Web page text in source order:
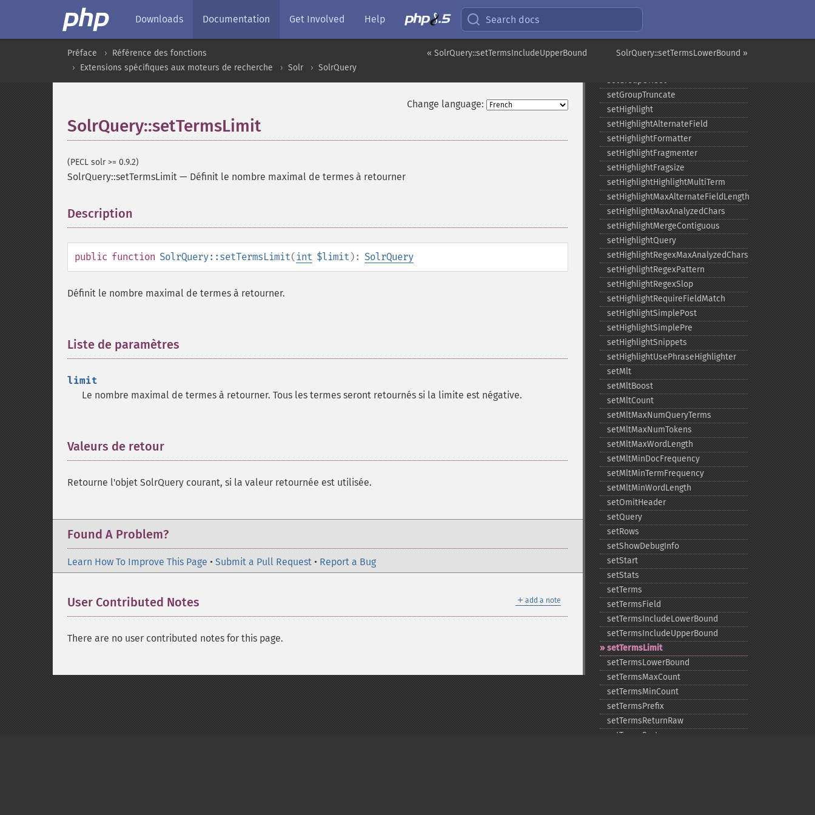
Downloads Documentation Get Involved Help Search docs
SolrQuery::setTermsLowerBound »
« SolrQuery::setTermsIncludeUpperBound
Préface
Référence des fonctions
Extensions spécifiques aux moteurs de recherche
Solr SolrQuery
Change language:
SolrQuery::setTermsLimit
(PECL solr >= 0.9.2)
SolrQuery::setTermsLimit — Définit le nombre maximal de termes à retourner
Description
public function SolrQuery::setTermsLimit( int $limit ): SolrQuery
Définit le nombre maximal de termes à retourner.
Liste de paramètres
limit
Le nombre maximal de termes à retourner. Tous les termes seront retournés si la limite est négative.
Valeurs de retour
Retourne l'objet SolrQuery courant, si la valeur retournée est utilisée.
Found A Problem?
Learn How To Improve This Page • Submit a Pull Request • Report a Bug
＋ add a note
User Contributed Notes
There are no user contributed notes for this page.
setGroupFacet
setGroupLimit
setGroupMain
setGroupOffset
setGroupTruncate
setHighlight
setHighlightAlternateField
setHighlightFormatter
setHighlightFragmenter
setHighlightFragsize
setHighlightHighlightMultiTerm
setHighlightMaxAlternateFieldLength
setHighlightMaxAnalyzedChars
setHighlightMergeContiguous
setHighlightQuery
setHighlightRegexMaxAnalyzedChars
setHighlightRegexPattern
setHighlightRegexSlop
setHighlightRequireFieldMatch
setHighlightSimplePost
setHighlightSimplePre
setHighlightSnippets
setHighlightUsePhraseHighlighter
setMlt
setMltBoost
setMltCount
setMltMaxNumQueryTerms
setMltMaxNumTokens
setMltMaxWordLength
setMltMinDocFrequency
setMltMinTermFrequency
setMltMinWordLength
setOmitHeader
setQuery
setRows
setShowDebugInfo
setStart
setStats
setTerms
setTermsField
setTermsIncludeLowerBound
setTermsIncludeUpperBound
setTermsLimit
setTermsLowerBound
setTermsMaxCount
setTermsMinCount
setTermsPrefix
setTermsReturnRaw
setTermsSort